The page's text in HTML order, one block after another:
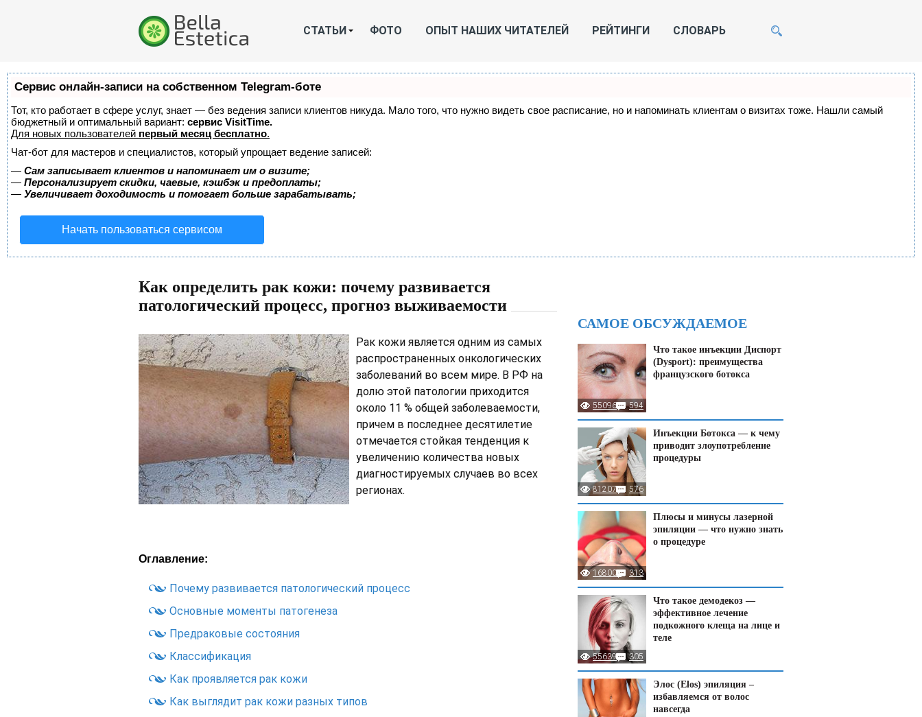
СТАТЬИ ФОТО ОПЫТ НАШИХ ЧИТАТЕЛЕЙ РЕЙТИНГИ СЛОВАРЬ
Сервис онлайн-записи на собственном Telegram-боте
Тот, кто работает в сфере услуг, знает — без ведения записи клиентов никуда. Мало того, что нужно видеть свое расписание, но и напоминать клиентам о визитах тоже. Нашли самый
бюджетный и оптимальный вариант: сервис VisitTime.
Для новых пользователей первый месяц бесплатно.
Чат-бот для мастеров и специалистов, который упрощает ведение записей:
— Сам записывает клиентов и напоминает им о визите;
— Персонализирует скидки, чаевые, кэшбэк и предоплаты;
— Увеличивает доходимость и помогает больше зарабатывать;
Начать пользоваться сервисом
Как определить рак кожи: почему развивается
патологический процесс, прогноз выживаемости
Рак кожи является одним из самых
распространенных онкологических
заболеваний во всем мире. В РФ на
долю этой патологии приходится
около 11 % общей заболеваемости,
причем в последнее десятилетие
отмечается стойкая тенденция к
увеличению количества новых
диагностируемых случаев во всех
регионах.
Оглавление:
Почему развивается патологический процесс
Основные моменты патогенеза
Предраковые состояния
Классификация
Как проявляется рак кожи
Как выглядит рак кожи разных типов
САМОЕ ОБСУЖДАЕМОЕ
55096 594
Что такое инъекции Диспорт
(Dysport): преимущества
французского ботокса
81207 576
Инъекции Ботокса — к чему
приводит злоупотребление
процедуры
168008 313
Плюсы и минусы лазерной
эпиляции — что нужно знать
о процедуре
55639 305
Что такое демодекоз —
эффективное лечение
подкожного клеща на лице и
теле
Элос (Elos) эпиляция –
избавляемся от волос
навсегда